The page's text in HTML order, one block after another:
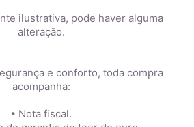
ilustrativa, pode haver alguma
alteração.
e conforto, toda compra
acompanha:
• Nota fiscal.